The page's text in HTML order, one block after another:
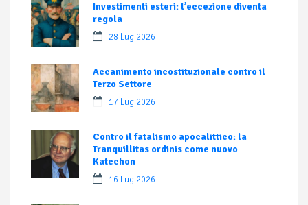
Investimenti esteri: l’eccezione diventa
regola
28 Lug 2026
Accanimento incostituzionale contro il
Terzo Settore
17 Lug 2026
Contro il fatalismo apocalittico: la
Tranquillitas ordinis come nuovo
Katechon
16 Lug 2026